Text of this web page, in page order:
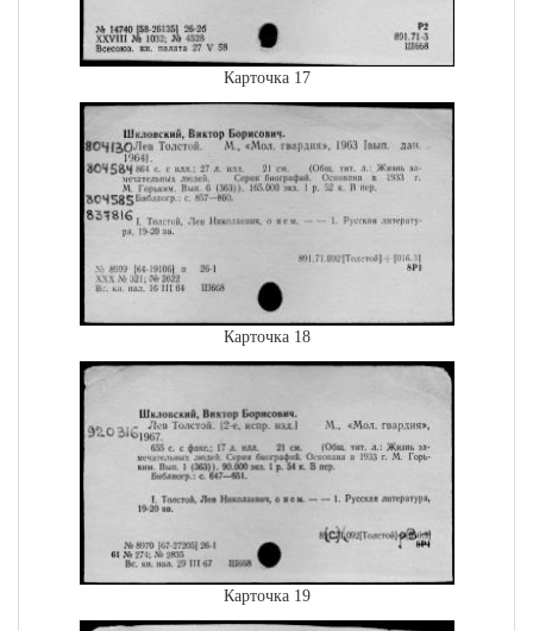
Карточка 17
Карточка 18
Карточка 19